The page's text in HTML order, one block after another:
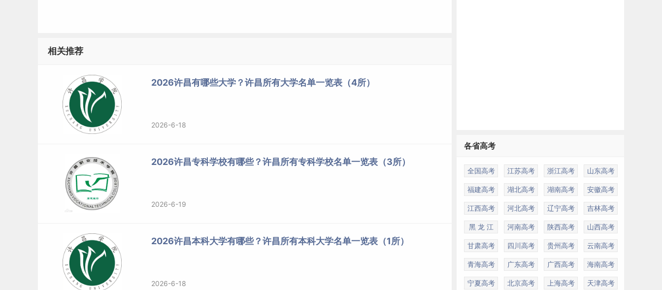
相关推荐
2026许昌有哪些大学？许昌所有大学名单一览表（4所）
2026-6-18
2026许昌专科学校有哪些？许昌所有专科学校名单一览表（3所）
2026-6-19
2026许昌本科大学有哪些？许昌所有本科大学名单一览表（1所）
2026-6-18
各省高考
全国高考 江苏高考 浙江高考 山东高考
福建高考 湖北高考 湖南高考 安徽高考
江西高考 河北高考 辽宁高考 吉林高考
黑 龙 江 河南高考 陕西高考 山西高考
甘肃高考 四川高考 贵州高考 云南高考
青海高考 广东高考 广西高考 海南高考
宁夏高考 北京高考 上海高考 天津高考